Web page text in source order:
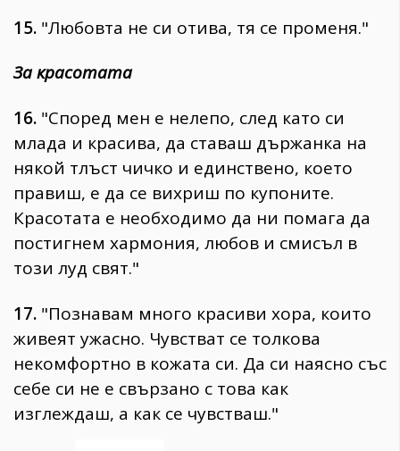
15. "Любовта не си отива, тя се променя."
За красотата
16. "Според мен е нелепо, след като си
млада и красива, да ставаш държанка на
някой тлъст чичко и единствено, което
правиш, е да се вихриш по купоните.
Красотата е необходимо да ни помага да
постигнем хармония, любов и смисъл в
този луд свят."
17. "Познавам много красиви хора, които
живеят ужасно. Чувстват се толкова
некомфортно в кожата си. Да си наясно със
себе си не е свързано с това как
изглеждаш, а как се чувстваш."